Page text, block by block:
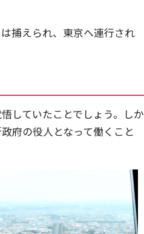
捕えられ、東京へ連行され
していたことでしょう。しか
府の役人となって働くこと